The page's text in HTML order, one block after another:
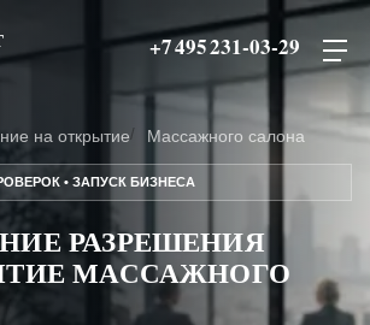
+7 495 231-03-29
на открытие Массажного салона
• ЗАПУСК БИЗНЕСА
РАЗРЕШЕНИЯ
МАССАЖНОГО